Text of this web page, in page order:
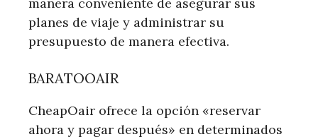
planes de viaje y administrar su
presupuesto de manera efectiva.
BARATOOAIR
CheapOair ofrece la opción «reservar
ahora y pagar después» en determinados